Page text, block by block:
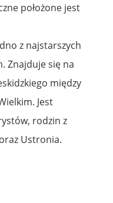
położone jest
z najstarszych
Znajduje się na
między
Jest
rodzin z
Ustronia.